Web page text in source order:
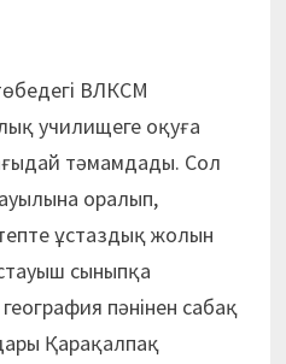
ВЛКСМ
училищеге оқуға
тәмамдады. Сол
оралып,
ұстаздық жолын
сыныпқа
пәнінен сабақ
Қарақалпақ